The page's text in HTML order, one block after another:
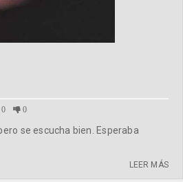
0 0
se escucha bien. Esperaba
LEER MÁS